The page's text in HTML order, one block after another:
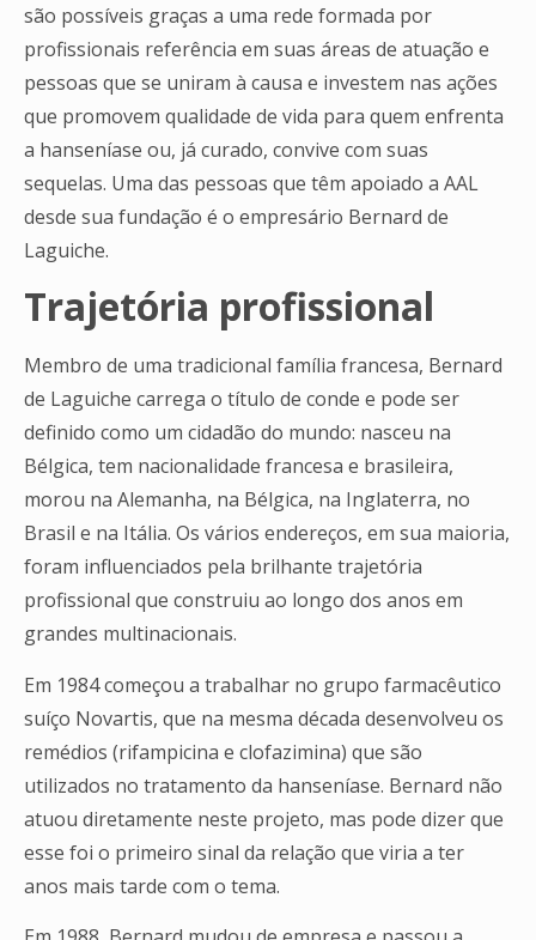
são possíveis graças a uma rede formada por
profissionais referência em suas áreas de atuação e
pessoas que se uniram à causa e investem nas ações
que promovem qualidade de vida para quem enfrenta
a hanseníase ou, já curado, convive com suas
sequelas. Uma das pessoas que têm apoiado a AAL
desde sua fundação é o empresário Bernard de
Laguiche.
Trajetória profissional
Membro de uma tradicional família francesa, Bernard
de Laguiche carrega o título de conde e pode ser
definido como um cidadão do mundo: nasceu na
Bélgica, tem nacionalidade francesa e brasileira,
morou na Alemanha, na Bélgica, na Inglaterra, no
Brasil e na Itália. Os vários endereços, em sua maioria,
foram influenciados pela brilhante trajetória
profissional que construiu ao longo dos anos em
grandes multinacionais.
Em 1984 começou a trabalhar no grupo farmacêutico
suíço Novartis, que na mesma década desenvolveu os
remédios (rifampicina e clofazimina) que são
utilizados no tratamento da hanseníase. Bernard não
atuou diretamente neste projeto, mas pode dizer que
esse foi o primeiro sinal da relação que viria a ter
anos mais tarde com o tema.